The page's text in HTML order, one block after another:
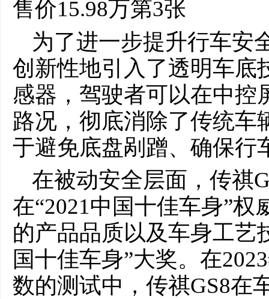
为了进一步提升行车安
创新性地引入了透明车底
感器，驾驶者可以在中控
路况，彻底消除了传统车
于避免底盘剐蹭、确保行
在被动安全层面，传祺
在“2021中国十佳车身”权
的产品品质以及车身工艺
国十佳车身”大奖。在
数的测试中，传祺GS8在